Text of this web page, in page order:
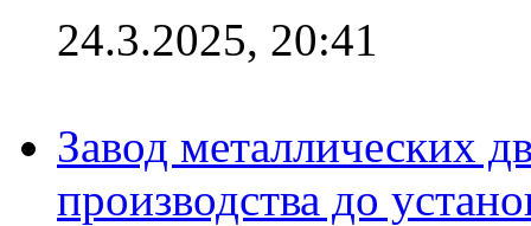
24.3.2025, 20:41
Завод металлических
производства до